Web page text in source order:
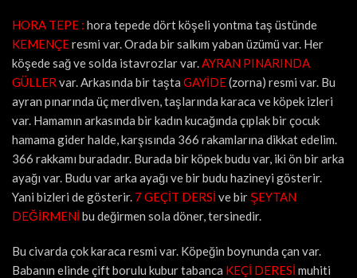
HORA TEPE : hora tepede dört köşeli yontma taş üstünde
KEMENÇEresmi var. Orada bir salkım yaban üzümü var. Her
köşede sağ ve solda istavrozlar var.AYRAN PINARINDA
GÜLLER var. Arkasında bir taşta GAYİDE(zorna) resmi var. Bu
ayran pınarında üç merdiven, taşlarında karaca ve köpek izleri
var. Hamamın arkasında bir kadın kucağında çıplak bir çocuk
hamama gider halde, karşısında 366 rakamlarına dikkat edelim.
366 rakkamı buradadır. Burada bir köpek budu var, iki ön bir arka
ayağı var. Budu var arka ayağı ve bir budu hazineyi gösterir.
Yani bizleri de gösterir. 7 GEÇİT DERSİ ve bir ŞEYTAN
DEĞİRMENİ bu değirmen sola döner, tersinedir.
Bu civarda çok karaca resmi var. Köpeğin boynunda çan var.
Babanın elinde çift borulu kubur tabanca KEÇİ DERESİ muhiti